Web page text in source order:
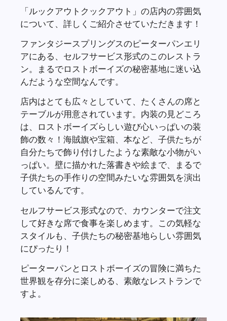
「ルックアウトクックアウト」の店内の雰囲気
について、詳しくご紹介させていただきます！
ファンタジースプリングスのピーターパンエリ
アにある、セルフサービス形式のこのレストラ
ン。まるでロストボーイズの秘密基地に迷い込
んだような空間なんです。
店内はとても広々としていて、たくさんの席と
テーブルが用意されています。内装の見どころ
は、ロストボーイズらしい遊び心いっぱいの装
飾の数々！海賊旗や宝箱、本など、子供たちが
自分たちで飾り付けしたような素敵な小物がい
っぱい。壁に描かれた落書きや絵まで、まるで
子供たちの手作りの空間みたいな雰囲気を演出
しているんです。
セルフサービス形式なので、カウンターで注文
して好きな席で食事を楽しめます。この気軽な
スタイルも、子供たちの秘密基地らしい雰囲気
にぴったり！
ピーターパンとロストボーイズの冒険に満ちた
世界観を存分に楽しめる、素敵なレストランで
すよ。